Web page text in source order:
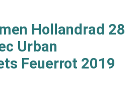
Hollandrad 28
Urban
Feuerrot 2019